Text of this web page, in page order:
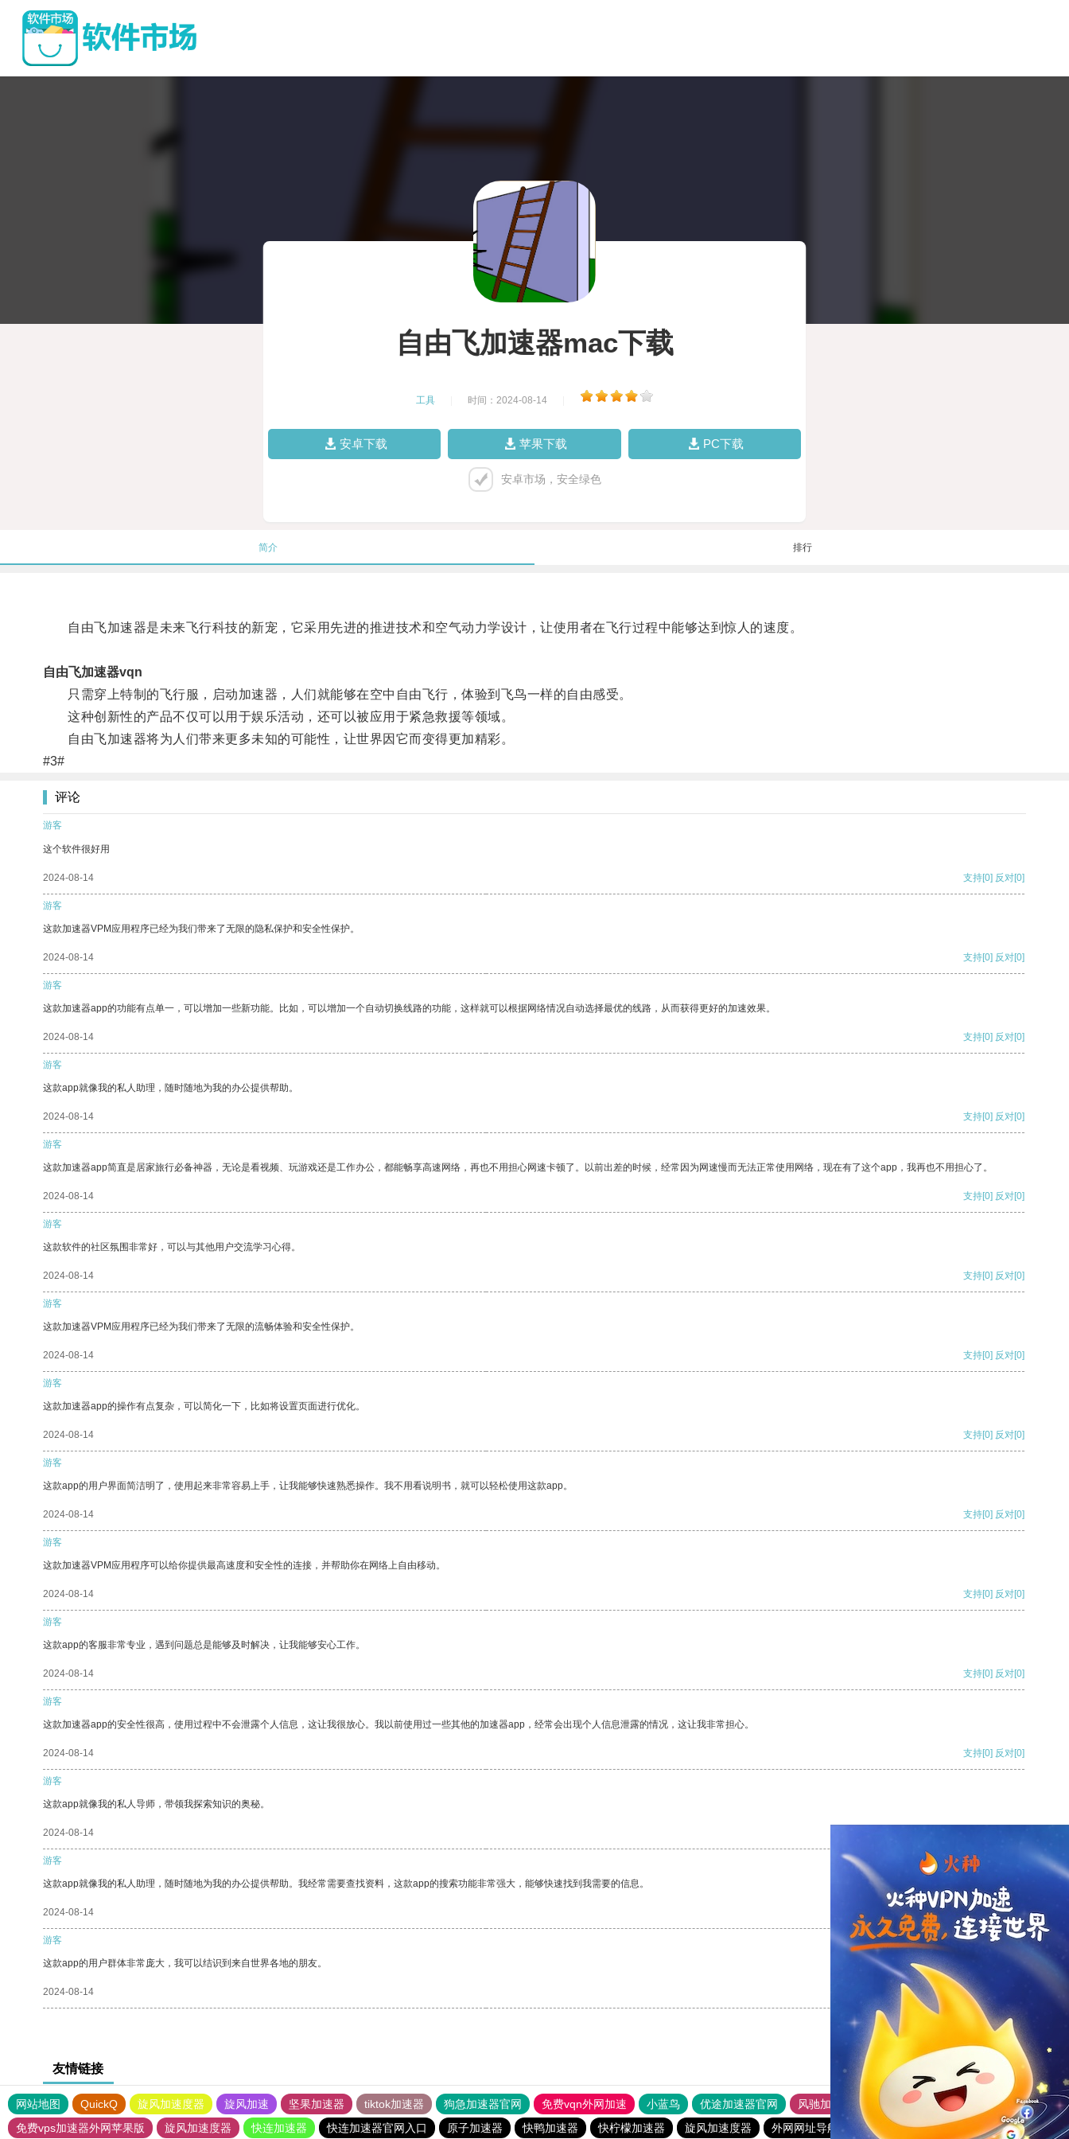
自由飞加速器mac下载
工具 时间：2024-08-14
安卓下载 苹果下载 PC下载
安卓市场，安全绿色
简介 排行
自由飞加速器是未来飞行科技的新宠，它采用先进的推进技术和空气动力学设计，让使用者在飞行过程中能够达到惊人的速度。
自由飞加速器vqn
只需穿上特制的飞行服，启动加速器，人们就能够在空中自由飞行，体验到飞鸟一样的自由感受。
这种创新性的产品不仅可以用于娱乐活动，还可以被应用于紧急救援等领域。
自由飞加速器将为人们带来更多未知的可能性，让世界因它而变得更加精彩。
#3#
评论
游客
这个软件很好用
2024-08-14 支持[0] 反对[0]
游客
这款加速器VPM应用程序已经为我们带来了无限的隐私保护和安全性保护。
2024-08-14 支持[0] 反对[0]
游客
这款加速器app的功能有点单一，可以增加一些新功能。比如，可以增加一个自动切换线路的功能，这样就可以根据网络情况自动选择最优的线路，从而获得更好的加速效果。
2024-08-14 支持[0] 反对[0]
游客
这款app就像我的私人助理，随时随地为我的办公提供帮助。
2024-08-14 支持[0] 反对[0]
游客
这款加速器app简直是居家旅行必备神器，无论是看视频、玩游戏还是工作办公，都能畅享高速网络，再也不用担心网速卡顿了。以前出差的时候，经常因为网速慢而无法正常使用网络，现在有了这个app，我再也不用担心了。
2024-08-14 支持[0] 反对[0]
游客
这款软件的社区氛围非常好，可以与其他用户交流学习心得。
2024-08-14 支持[0] 反对[0]
游客
这款加速器VPM应用程序已经为我们带来了无限的流畅体验和安全性保护。
2024-08-14 支持[0] 反对[0]
游客
这款加速器app的操作有点复杂，可以简化一下，比如将设置页面进行优化。
2024-08-14 支持[0] 反对[0]
游客
这款app的用户界面简洁明了，使用起来非常容易上手，让我能够快速熟悉操作。我不用看说明书，就可以轻松使用这款app。
2024-08-14 支持[0] 反对[0]
游客
这款加速器VPM应用程序可以给你提供最高速度和安全性的连接，并帮助你在网络上自由移动。
2024-08-14 支持[0] 反对[0]
游客
这款app的客服非常专业，遇到问题总是能够及时解决，让我能够安心工作。
2024-08-14 支持[0] 反对[0]
游客
这款加速器app的安全性很高，使用过程中不会泄露个人信息，这让我很放心。我以前使用过一些其他的加速器app，经常会出现个人信息泄露的情况，这让我非常担心。
2024-08-14 支持[0] 反对[0]
游客
这款app就像我的私人导师，带领我探索知识的奥秘。
2024-08-14
游客
这款app就像我的私人助理，随时随地为我的办公提供帮助。我经常需要查找资料，这款app的搜索功能非常强大，能够快速找到我需要的信息。
2024-08-14 支持 [0] 反对 [0]
游客
这款app的用户群体非常庞大，我可以结识到来自世界各地的朋友。
2024-08-14 支持
友情链接
网站地图 QuickQ 旋风加速度器 旋风加速 坚果加速器 tiktok加速器 狗急加速器官网 免费vqn外网加速 小蓝鸟 优途加速器官网 风驰加速器
旋风加速器
免费vps加速器外网苹果版
旋风加速度器 快连加速器 快连加速器官网入口 原子加速器 快鸭加速器 快柠檬加速器 旋风加速度器 外网网址导航 软件中心 雷霆加速 狂飙加速器